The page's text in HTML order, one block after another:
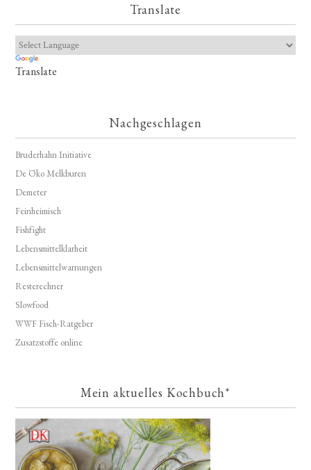
Translate
Translate
Nachgeschlagen
Bruderhahn Initiative
De Öko Melkburen
Demeter
Feinheimisch
Fishfight
Lebensmittelklarheit
Lebensmittelwarnungen
Resterechner
Slowfood
WWF Fisch-Ratgeber
Zusatzstoffe online
Mein aktuelles Kochbuch*